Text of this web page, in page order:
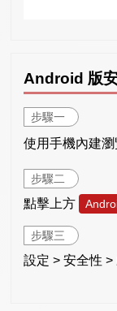
Android 版
步驟一
使用手機內建
步驟二
點擊上方
步驟三
設定 > 安全性